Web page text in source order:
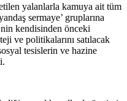
yalanlarla kamuya ait tüm
sermaye’ gruplarına
kendisinden önceki
ve politikalarını satılacak
tesislerin ve hazine